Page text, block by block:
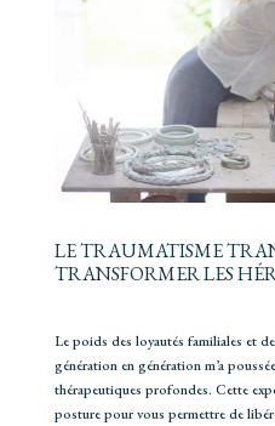
LE TRAUMATISME
TRANSFORMER LES
Le poids des loyautés familiales et
génération en génération m’a
thérapeutiques profondes. Cette
posture pour vous permettre de